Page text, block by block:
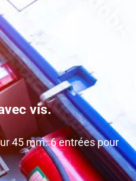
vis.
45 mm. 6 entrées pour